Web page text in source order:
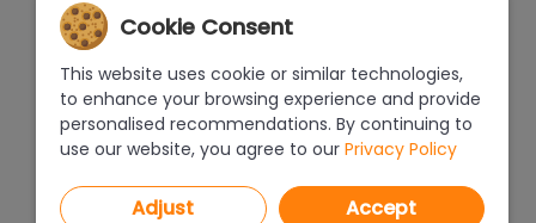
Cookie Consent
This website uses cookie or similar technologies,
to enhance your browsing experience and provide
personalised recommendations. By continuing to
use our website, you agree to our Privacy Policy
Accept
Adjust